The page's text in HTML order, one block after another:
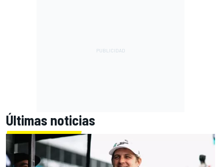
Últimas noticias